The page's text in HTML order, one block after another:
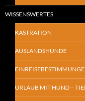
WISSENSWERTES
KASTRATION
AUSLANDSHUNDE
URLAUB MIT HUND –